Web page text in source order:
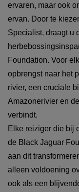
ervaren, maar ook
ervan. Door te
Specialist, draagt u
Foundation. Voor
opbrengst naar het
rivier, een cruciale
Amazonerivier en
verbindt.
Elke reiziger die bij
de Black Jaguar
aan dit
alleen voldoening
ook als een